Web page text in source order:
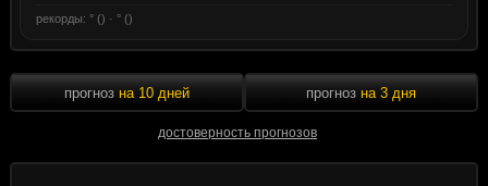
рекорды: ° () · ° ()
прогноз на 10 дней
достоверность прогнозов
прогноз на 3 дня